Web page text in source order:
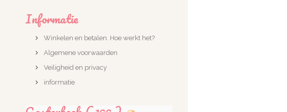
Informatie
Winkelen en betalen. Hoe werkt het?
Algemene voorwaarden
Veiligheid en privacy
informatie